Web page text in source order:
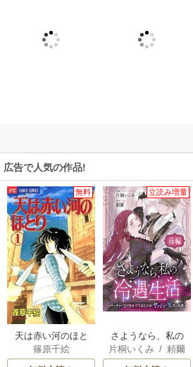
広告で人気の作品!
無料
天は赤い河のほと
り
篠原千絵
立読み増量
さようなら、私の
冷遇生活 ～パーテ
ィーで声をかけて
片桐いくみ /頼爾